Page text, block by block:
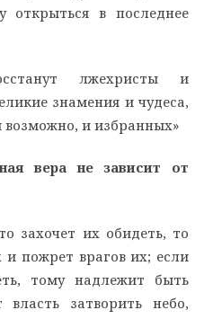
открыться в последнее
лжехристы и
знамения и чудеса,
возможно, и избранных»
вера не зависит от
захочет их обидеть, то
и пожрет врагов их; если
тому надлежит быть
затворить небо,